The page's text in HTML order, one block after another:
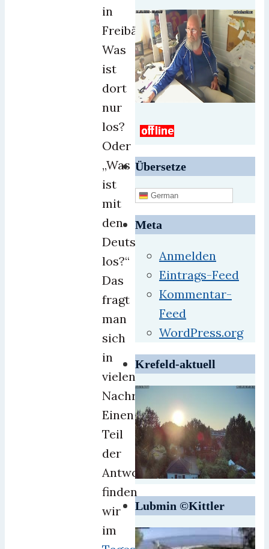
in
Freibädern.
Was
ist
dort
nur
los?
Oder
„Was
ist
mit
den
Deutschen
los?“
Das
fragt
man
sich
in
vielen
Nachrichten.
Einen
Teil
der
Antwort
finden
wir
im
Übersetze
German
Meta
Anmelden
Eintrags-Feed
Kommentar-
Feed
WordPress.org
Krefeld-aktuell
Lubmin ©Kittler